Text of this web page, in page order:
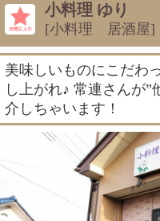
小料理 ゆり
[小料理 居酒屋]
美味しいものにこだわ
し上がれ♪ 常連さんが
介しちゃいます！